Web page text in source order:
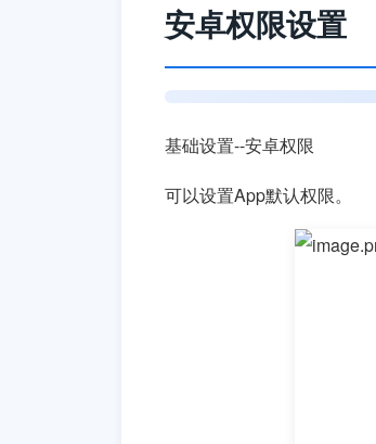
安卓权限设置
基础设置--安卓权限
可以设置App默认权限。